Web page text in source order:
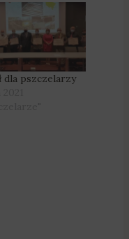
dla pszczelarzy